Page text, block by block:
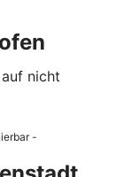
nicht
-